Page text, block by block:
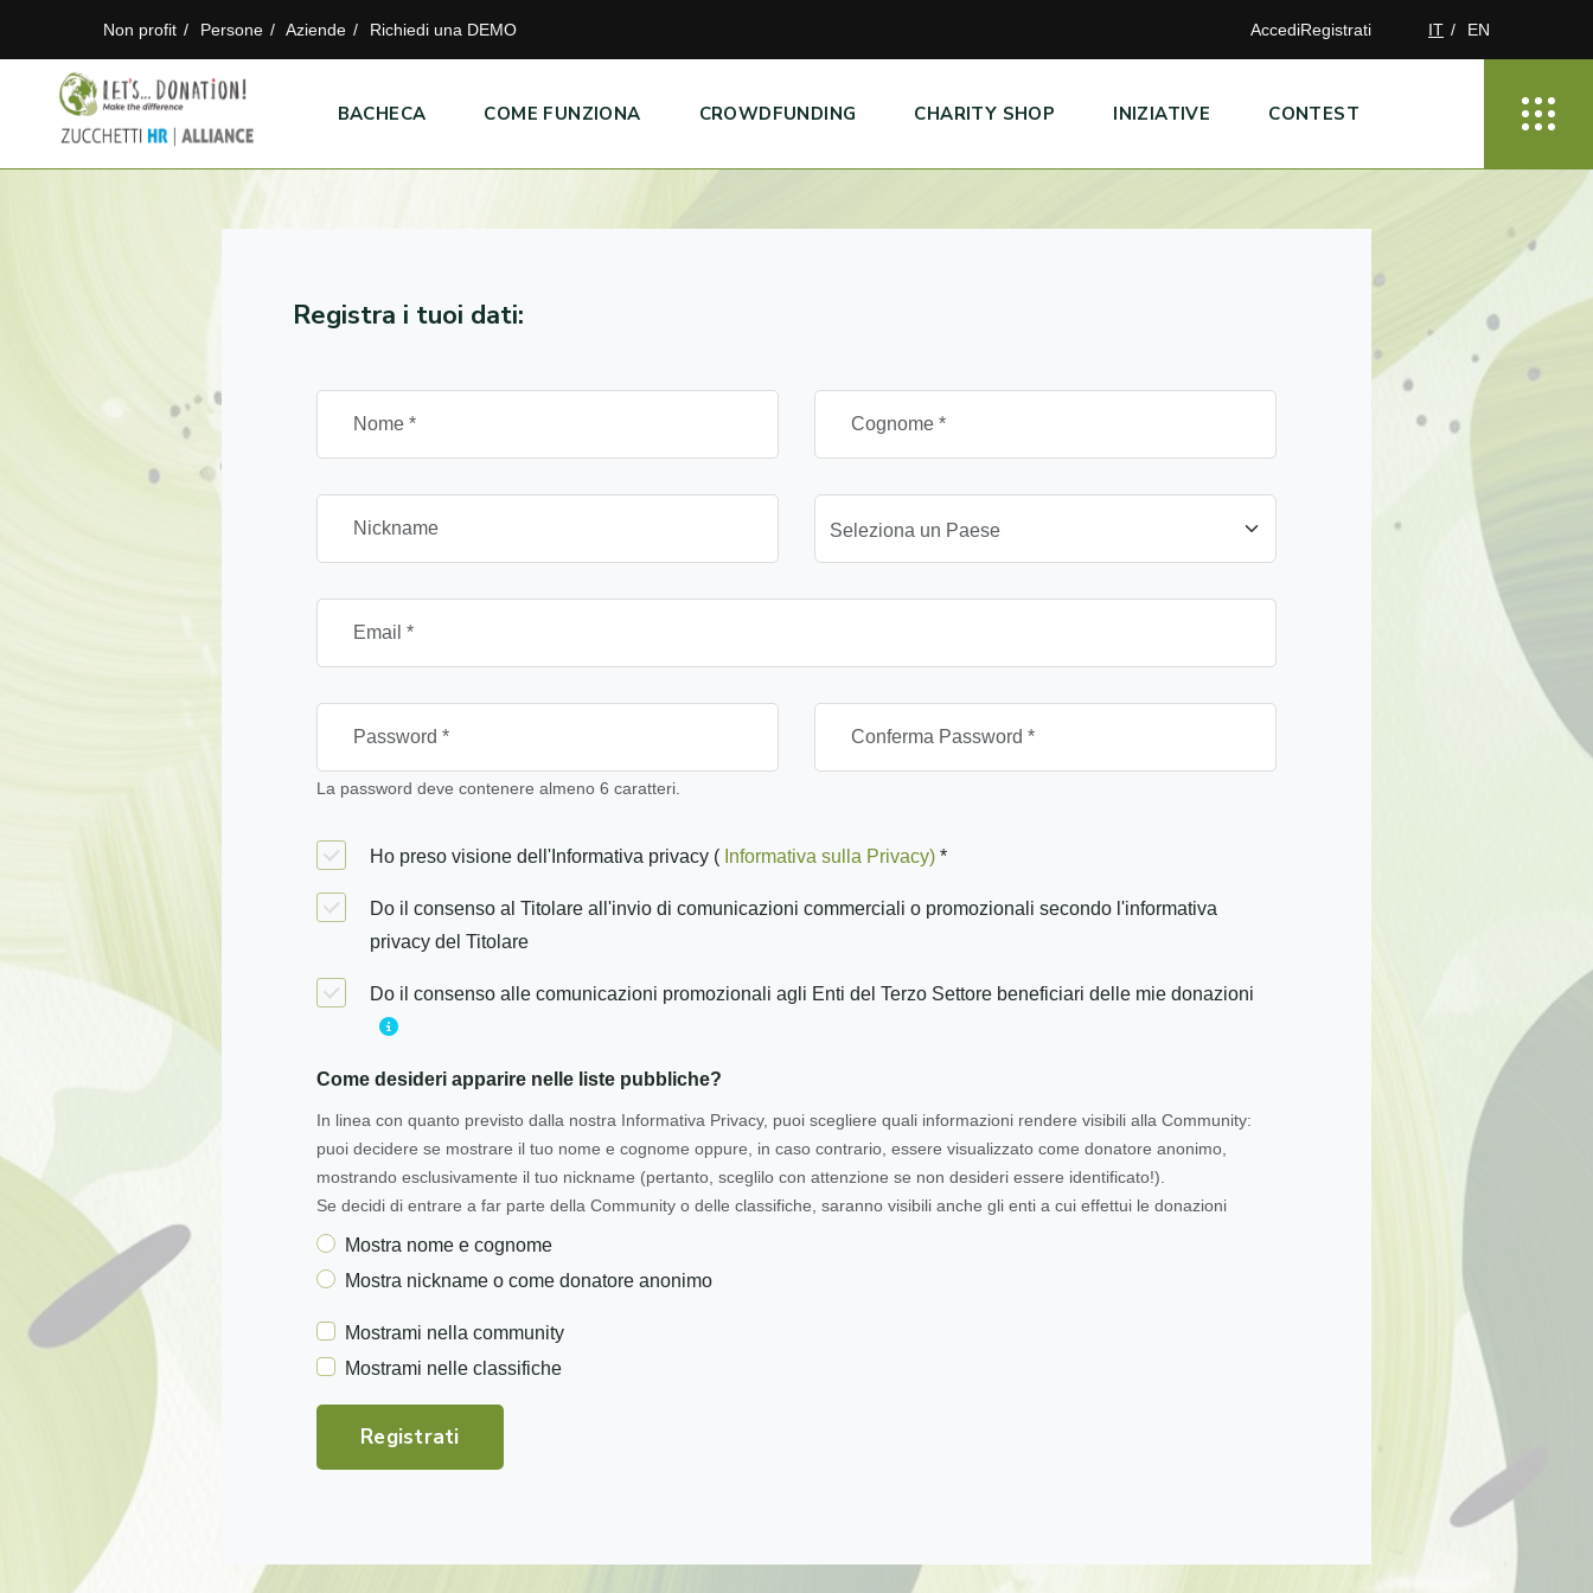
Non profit Persone Aziende Richiedi una DEMO AccediRegistrati IT EN
BACHECA COME FUNZIONA CROWDFUNDING CHARITY SHOP INIZIATIVE CONTEST
Registra i tuoi dati:
Seleziona un Paese
La password deve contenere almeno 6 caratteri.
Ho preso visione dell'Informativa privacy ( Informativa sulla Privacy) *
Do il consenso al Titolare all'invio di comunicazioni commerciali o promozionali secondo l'informativa
privacy del Titolare
Do il consenso alle comunicazioni promozionali agli Enti del Terzo Settore beneficiari delle mie donazioni
Come desideri apparire nelle liste pubbliche?
In linea con quanto previsto dalla nostra Informativa Privacy, puoi scegliere quali informazioni rendere visibili alla Community:
puoi decidere se mostrare il tuo nome e cognome oppure, in caso contrario, essere visualizzato come donatore anonimo,
mostrando esclusivamente il tuo nickname (pertanto, sceglilo con attenzione se non desideri essere identificato!).
Se decidi di entrare a far parte della Community o delle classifiche, saranno visibili anche gli enti a cui effettui le donazioni
Mostra nome e cognome
Mostra nickname o come donatore anonimo
Mostrami nella community
Mostrami nelle classifiche
Registrati